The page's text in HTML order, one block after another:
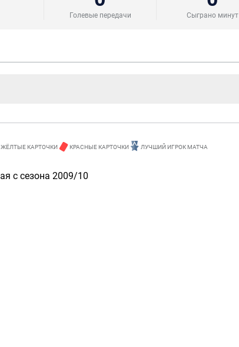
Голевые передачи Сыграно минут
ЖЁЛТЫЕ КАРТОЧКИ КРАСНЫЕ КАРТОЧКИ ЛУЧШИЙ ИГРОК МАТЧА
с сезона 2009/10